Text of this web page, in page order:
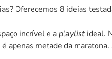
Oferecemos 8 ideias
incrível e a playlist
apenas metade da